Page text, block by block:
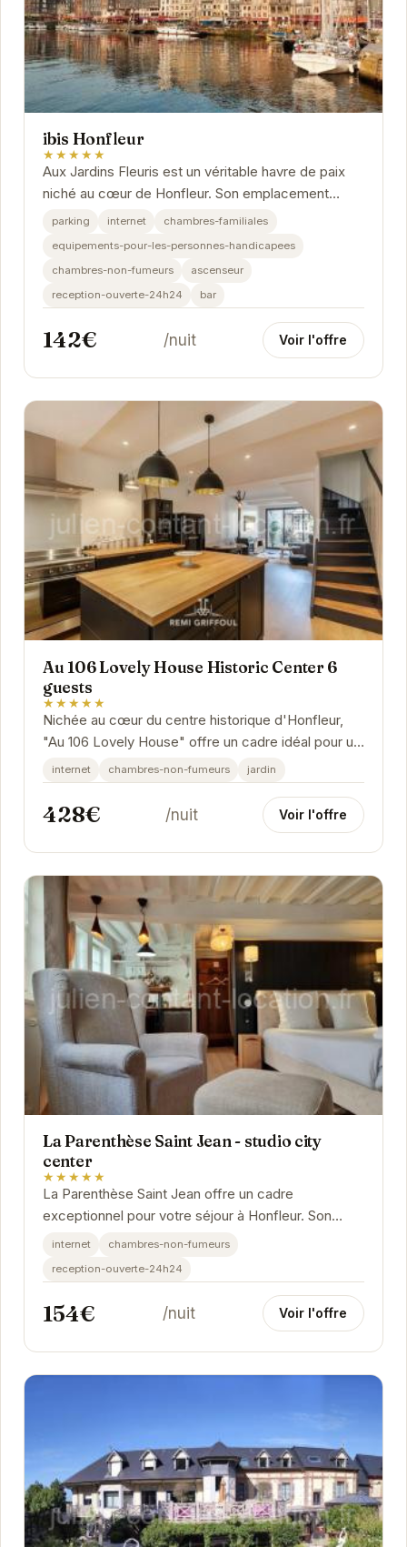
ibis Honfleur
★★★★★
Aux Jardins Fleuris est un véritable havre de paix
niché au cœur de Honfleur. Son emplacement
privilégié offre un accès facile aux attractions...
parking internet
chambres-familiales
equipements-pour-les-personnes-handicapees
chambres-non-fumeurs
ascenseur
reception-ouverte-24h24
bar
142€ /nuit Voir l'offre
Au 106 Lovely House Historic Center 6
guests
★★★★★
Nichée au cœur du centre historique d'Honfleur,
"Au 106 Lovely House" offre un cadre idéal pour un
séjour inoubliable. Cette charmante maison...
internet chambres-non-fumeurs jardin
428€ /nuit Voir l'offre
La Parenthèse Saint Jean - studio city
center
★★★★★
La Parenthèse Saint Jean offre un cadre
exceptionnel pour votre séjour à Honfleur. Son
emplacement privilégié vous permet de découvrir
internet
chambres-non-fumeurs
reception-ouverte-24h24
154€ /nuit Voir l'offre